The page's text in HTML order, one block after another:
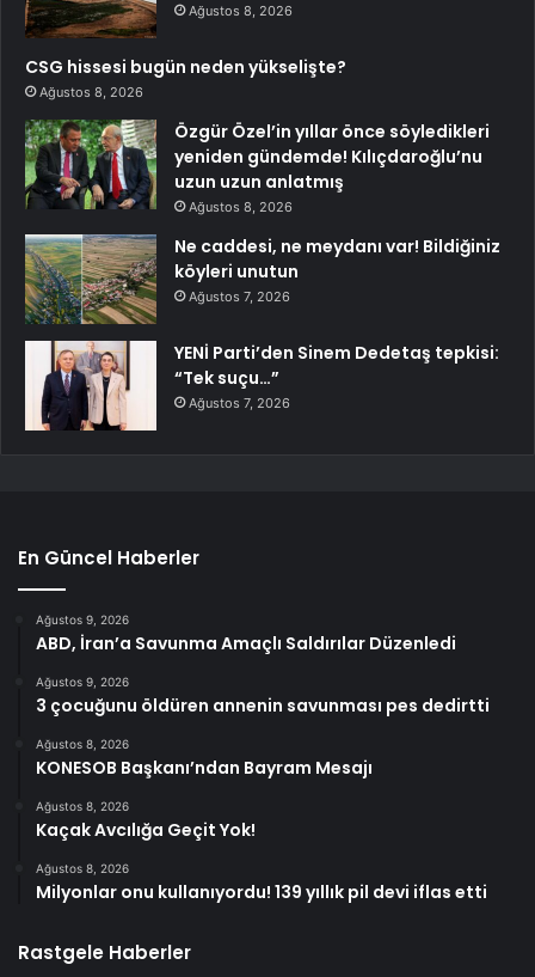
Ağustos 8, 2026
CSG hissesi bugün neden yükselişte?
Ağustos 8, 2026
Özgür Özel’in yıllar önce söyledikleri
yeniden gündemde! Kılıçdaroğlu’nu
uzun uzun anlatmış
Ağustos 8, 2026
Ne caddesi, ne meydanı var! Bildiğiniz
köyleri unutun
Ağustos 7, 2026
YENİ Parti’den Sinem Dedetaş tepkisi:
“Tek suçu…”
Ağustos 7, 2026
En Güncel Haberler
Ağustos 9, 2026
ABD, İran’a Savunma Amaçlı Saldırılar Düzenledi
Ağustos 9, 2026
3 çocuğunu öldüren annenin savunması pes dedirtti
Ağustos 8, 2026
KONESOB Başkanı’ndan Bayram Mesajı
Ağustos 8, 2026
Kaçak Avcılığa Geçit Yok!
Ağustos 8, 2026
Milyonlar onu kullanıyordu! 139 yıllık pil devi iflas etti
Rastgele Haberler